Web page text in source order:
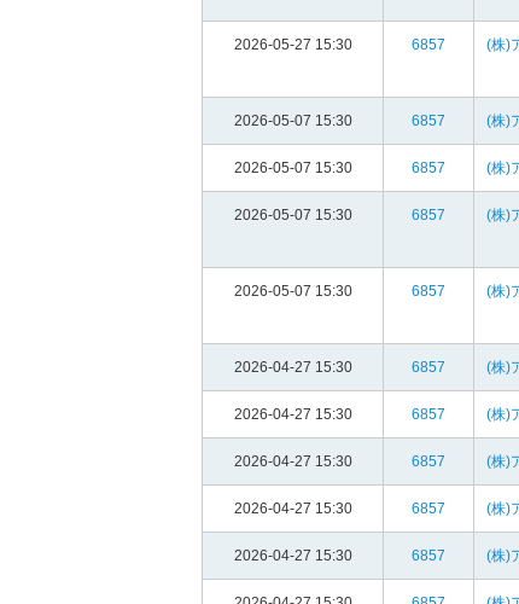
2026-05-27 15:30 6857 (株)
2026-05-07 15:30 6857 (株)
2026-05-07 15:30 6857 (株)
2026-05-07 15:30 6857 (株)
2026-05-07 15:30 6857 (株)
2026-04-27 15:30 6857 (株)
2026-04-27 15:30 6857 (株)
2026-04-27 15:30 6857 (株)
2026-04-27 15:30 6857 (株)
2026-04-27 15:30 6857 (株)